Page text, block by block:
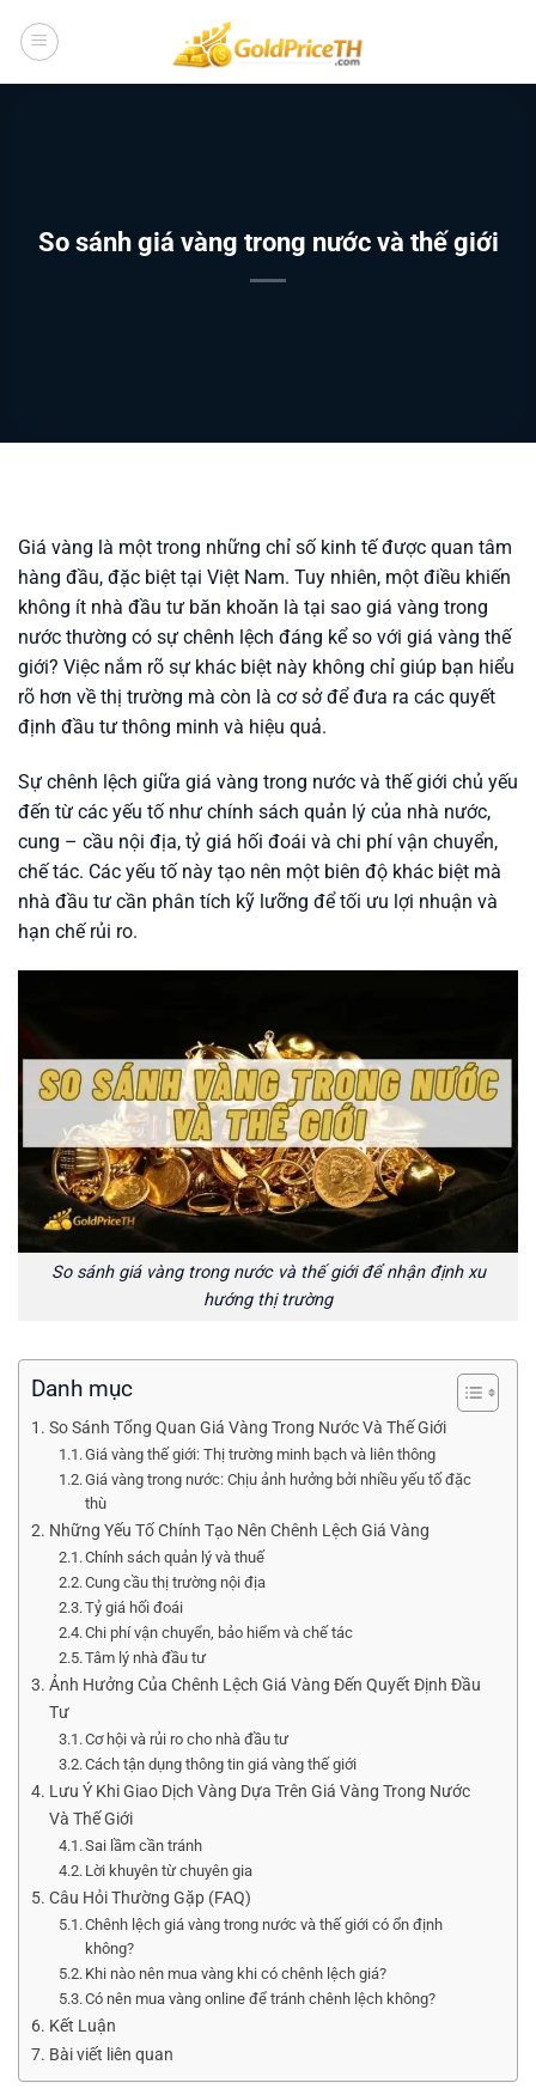
qua
So sánh giá vàng trong nước và thế giới
Giá vàng là một trong những chỉ số kinh tế được quan tâm
hàng đầu, đặc biệt tại Việt Nam. Tuy nhiên, một điều khiến
không ít nhà đầu tư băn khoăn là tại sao giá vàng trong
nước thường có sự chênh lệch đáng kể so với giá vàng thế
giới? Việc nắm rõ sự khác biệt này không chỉ giúp bạn hiểu
rõ hơn về thị trường mà còn là cơ sở để đưa ra các quyết
định đầu tư thông minh và hiệu quả.
Sự chênh lệch giữa giá vàng trong nước và thế giới chủ yếu
đến từ các yếu tố như chính sách quản lý của nhà nước,
cung – cầu nội địa, tỷ giá hối đoái và chi phí vận chuyển,
chế tác. Các yếu tố này tạo nên một biên độ khác biệt mà
nhà đầu tư cần phân tích kỹ lưỡng để tối ưu lợi nhuận và
hạn chế rủi ro.
So sánh giá vàng trong nước và thế giới để nhận định xu
hướng thị trường
Danh mục
So Sánh Tổng Quan Giá Vàng Trong Nước Và Thế Giới
Giá vàng thế giới: Thị trường minh bạch và liên thông
Giá vàng trong nước: Chịu ảnh hưởng bởi nhiều yếu tố đặc
thù
Những Yếu Tố Chính Tạo Nên Chênh Lệch Giá Vàng
Chính sách quản lý và thuế
Cung cầu thị trường nội địa
Tỷ giá hối đoái
Chi phí vận chuyển, bảo hiểm và chế tác
Tâm lý nhà đầu tư
Ảnh Hưởng Của Chênh Lệch Giá Vàng Đến Quyết Định Đầu
Tư
Cơ hội và rủi ro cho nhà đầu tư
Cách tận dụng thông tin giá vàng thế giới
Lưu Ý Khi Giao Dịch Vàng Dựa Trên Giá Vàng Trong Nước
Và Thế Giới
Sai lầm cần tránh
Lời khuyên từ chuyên gia
Câu Hỏi Thường Gặp (FAQ)
Chênh lệch giá vàng trong nước và thế giới có ổn định
không?
Khi nào nên mua vàng khi có chênh lệch giá?
Có nên mua vàng online để tránh chênh lệch không?
Kết Luận
Bài viết liên quan